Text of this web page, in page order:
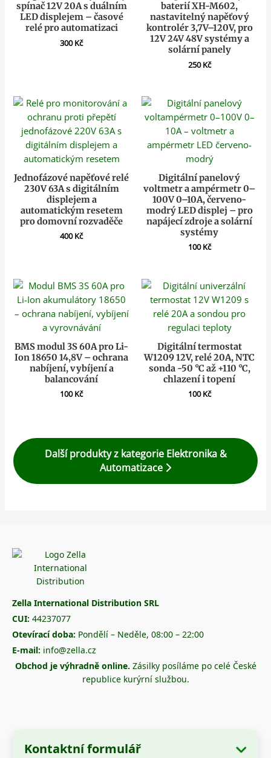
spínač 12V 20A s duálním
LED displejem – časové
relé pro automatizaci
300Kč
baterií XH-M602,
nastavitelný napěťový
kontrolér 3,7V–120V, pro
12V 24V 48V systémy a
solární panely
250Kč
Jednofázové napěťové relé
230V 63A s digitálním
displejem a
automatickým resetem
pro domovní rozvaděče
400Kč
Digitální panelový
voltmetr a ampérmetr 0–
100V 0–10A, červeno-
modrý LED displej – pro
napájecí zdroje a solární
systémy
100Kč
BMS modul 3S 60A pro Li-
Ion 18650 14,8V – ochrana
nabíjení, vybíjení a
balancování
100Kč
Digitální termostat
W1209 12V, relé 20A, NTC
sonda -50 °C až +110 °C,
chlazení i topení
100Kč
Další produkty z kategorie Elektronika &
Automatizace
Zella International Distribution SRL
CUI: 44237077
Otevírací doba: Pondělí – Neděle, 08:00 – 22:00
E-mail: info@zella.cz
Obchod je výhradně online. Zásilky posíláme po celé České
republice kurýrní službou.
Kontaktní formulář